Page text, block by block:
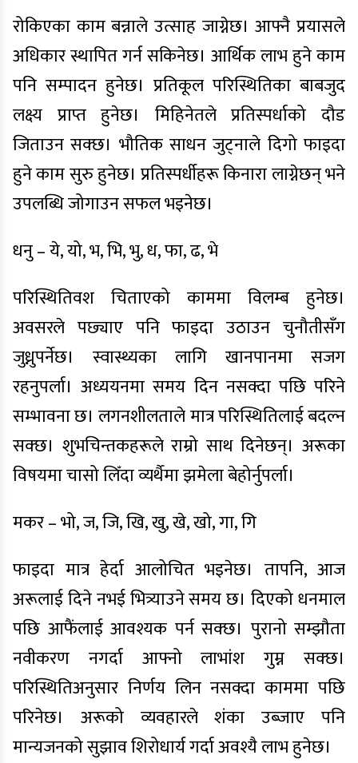
रोकिएका काम बन्नाले उत्साह जाग्नेछ। आफ्नै प्रयासले
अधिकार स्थापित गर्न सकिनेछ। आर्थिक लाभ हुने काम
पनि सम्पादन हुनेछ। प्रतिकूल परिस्थितिका बाबजुद
लक्ष्य प्राप्त हुनेछ। मिहिनेतले प्रतिस्पर्धाको दौड
जिताउन सक्छ। भौतिक साधन जुट्नाले दिगो फाइदा
हुने काम सुरु हुनेछ। प्रतिस्पर्धीहरू किनारा लाग्नेछन् भने
उपलब्धि जोगाउन सफल भइनेछ।
धनु – ये, यो, भ, भि, भु, ध, फा, ढ, भे
परिस्थितिवश चिताएको काममा विलम्ब हुनेछ।
अवसरले पछ्याए पनि फाइदा उठाउन चुनौतीसँग
जुध्नुपर्नेछ। स्वास्थ्यका लागि खानपानमा सजग
रहनुपर्ला। अध्ययनमा समय दिन नसक्दा पछि परिने
सम्भावना छ। लगनशीलताले मात्र परिस्थितिलाई बदल्न
सक्छ। शुभचिन्तकहरूले राम्रो साथ दिनेछन्। अरूका
विषयमा चासो लिँदा व्यर्थैमा झमेला बेहोर्नुपर्ला।
मकर – भो, ज, जि, खि, खु, खे, खो, गा, गि
फाइदा मात्र हेर्दा आलोचित भइनेछ। तापनि, आज
अरूलाई दिने नभई भित्र्याउने समय छ। दिएको धनमाल
पछि आफैंलाई आवश्यक पर्न सक्छ। पुरानो सम्झौता
नवीकरण नगर्दा आफ्नो लाभांश गुम्न सक्छ।
परिस्थितिअनुसार निर्णय लिन नसक्दा काममा पछि
परिनेछ। अरूको व्यवहारले शंका उब्जाए पनि
मान्यजनको सुझाव शिरोधार्य गर्दा अवश्यै लाभ हुनेछ।